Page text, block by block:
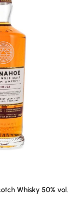
Whisky 50% vol.